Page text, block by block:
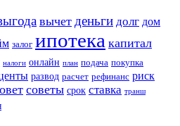
вычет деньги долг дом
залог ипотека капитал
налоги онлайн план подача покупка
развод расчет рефинанс риск
советы срок ставка транш